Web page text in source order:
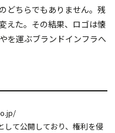
どちらでもありません。残
えた。その結果、ロゴは懐
を運ぶブランドインフラへ
て公開しており、権利を侵